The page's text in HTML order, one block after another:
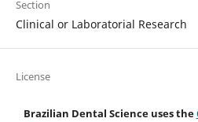
Section
Clinical or Laboratorial Research
License
Brazilian Dental Science uses the